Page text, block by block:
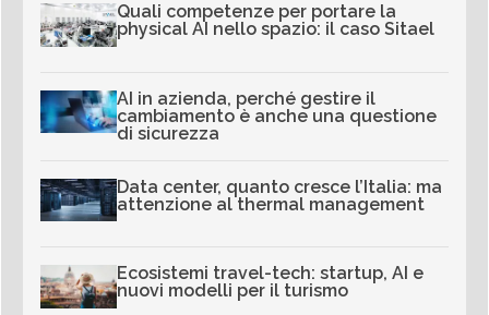
Quali competenze per portare la
physical AI nello spazio: il caso Sitael
AI in azienda, perché gestire il
cambiamento è anche una questione
di sicurezza
Data center, quanto cresce l’Italia: ma
attenzione al thermal management
Ecosistemi travel-tech: startup, AI e
nuovi modelli per il turismo